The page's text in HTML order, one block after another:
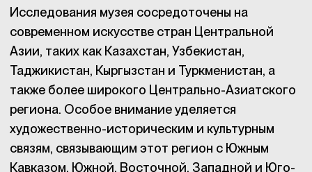
Исследования музея сосредоточены на
современном искусстве стран Центральной
Азии, таких как Казахстан, Узбекистан,
Таджикистан, Кыргызстан и Туркменистан, а
также более широкого Центрально-Азиатского
региона. Особое внимание уделяется
художественно-историческим и культурным
связям, связывающим этот регион с Южным
Кавказом, Южной, Восточной, Западной и Юго-